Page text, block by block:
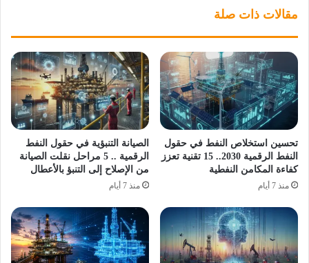
مقالات ذات صلة
تحسين استخلاص النفط في حقول
النفط الرقمية 2030.. 15 تقنية تعزز
كفاءة المكامن النفطية
منذ 7 أيام
الصيانة التنبؤية في حقول النفط
الرقمية .. 5 مراحل نقلت الصيانة
من الإصلاح إلى التنبؤ بالأعطال
منذ 7 أيام